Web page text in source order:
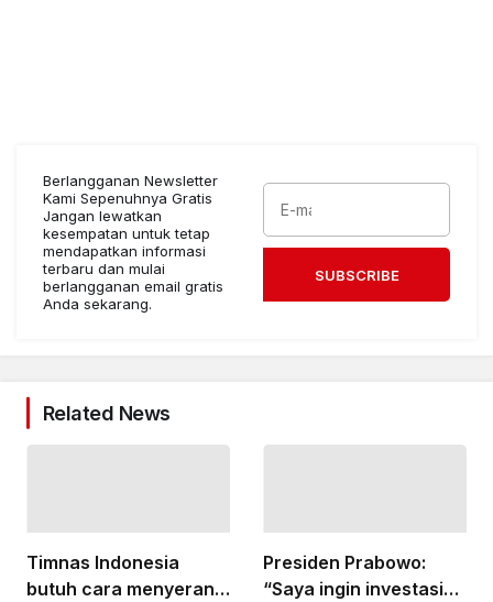
Berlangganan Newsletter
Kami Sepenuhnya Gratis
Jangan lewatkan
kesempatan untuk tetap
mendapatkan informasi
terbaru dan mulai
berlangganan email gratis
Anda sekarang.
SUBSCRIBE
Related News
Timnas Indonesia
butuh cara menyerang
Presiden Prabowo:
“Saya ingin investasi